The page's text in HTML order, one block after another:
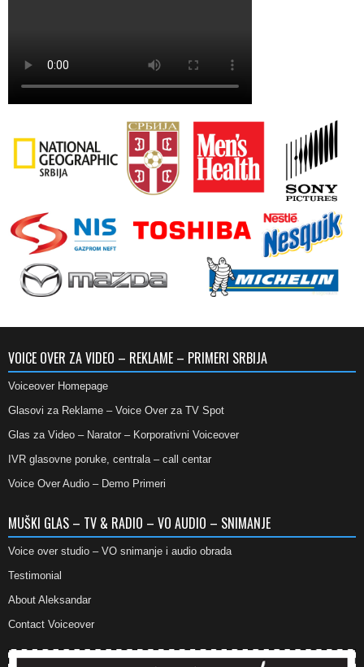
VOICE OVER ZA VIDEO – REKLAME – PRIMERI SRBIJA
Voiceover Homepage
Glasovi za Reklame – Voice Over za TV Spot
Glas za Video – Narator – Korporativni Voiceover
IVR glasovne poruke, centrala – call centar
Voice Over Audio – Demo Primeri
MUŠKI GLAS – TV & RADIO – VO AUDIO – SNIMANJE
Voice over studio – VO snimanje i audio obrada
Testimonial
About Aleksandar
Contact Voiceover